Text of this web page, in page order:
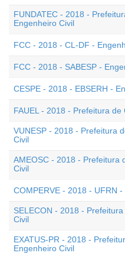
FUNDATEC - 2018 -
Engenheiro Civil
FCC - 2018 - CL-DF -
FCC - 2018 - SABESP -
CESPE - 2018 - EBSERH -
FAUEL - 2018 - Prefeitura
VUNESP - 2018 - Prefeitura
Civil
AMEOSC - 2018 - Prefeitura
Civil
COMPERVE - 2018 - UFRN
SELECON - 2018 -
Civil
EXATUS-PR - 2018 -
Engenheiro Civil